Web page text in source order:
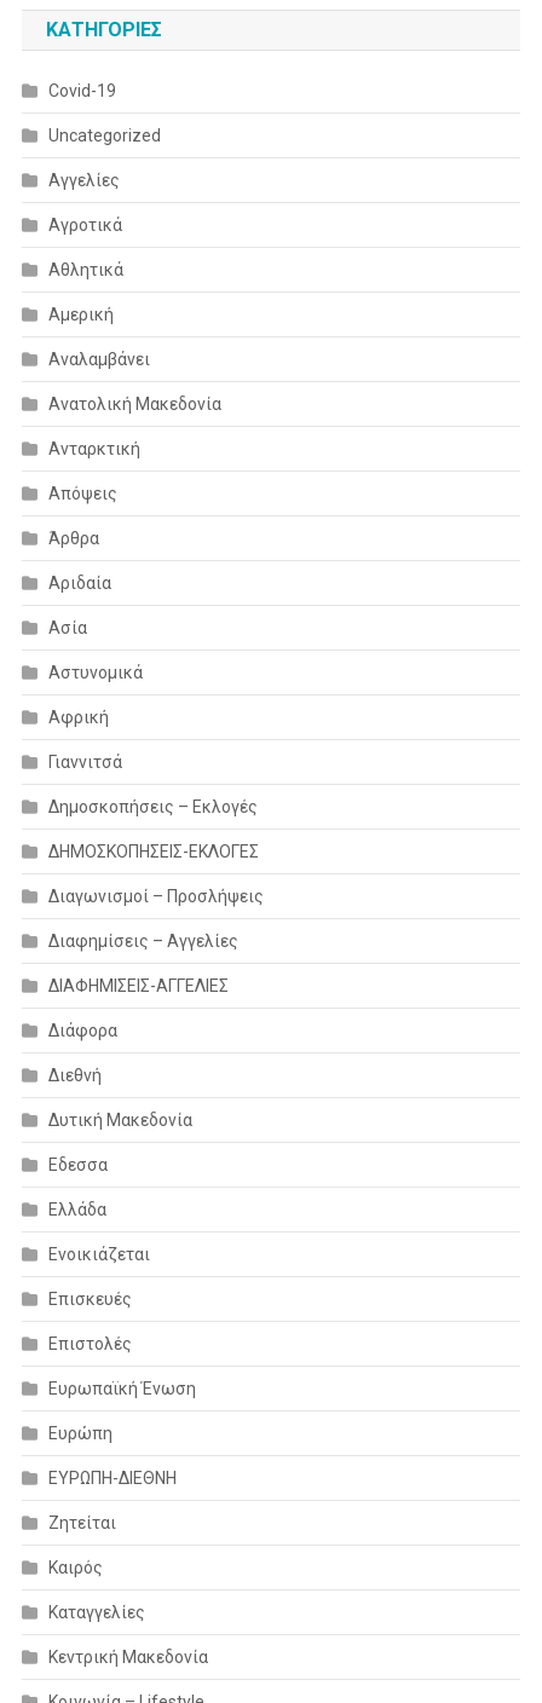
KΑΤΗΓΟΡΊΕΣ
Covid-19
Uncategorized
Αγγελίες
Αγροτικά
Αθλητικά
Αμερική
Αναλαμβάνει
Ανατολική Μακεδονία
Ανταρκτική
Απόψεις
Άρθρα
Αριδαία
Ασία
Αστυνομικά
Αφρική
Γιαννιτσά
Δημοσκοπήσεις – Εκλογές
ΔΗΜΟΣΚΟΠΗΣΕΙΣ-ΕΚΛΟΓΕΣ
Διαγωνισμοί – Προσλήψεις
Διαφημίσεις – Αγγελίες
ΔΙΑΦΗΜΙΣΕΙΣ-ΑΓΓΕΛΙΕΣ
Διάφορα
Διεθνή
Δυτική Μακεδονία
Εδεσσα
Ελλάδα
Ενοικιάζεται
Επισκευές
Επιστολές
Ευρωπαϊκή Ένωση
Ευρώπη
ΕΥΡΩΠΗ-ΔΙΕΘΝΗ
Ζητείται
Καιρός
Καταγγελίες
Κεντρική Μακεδονία